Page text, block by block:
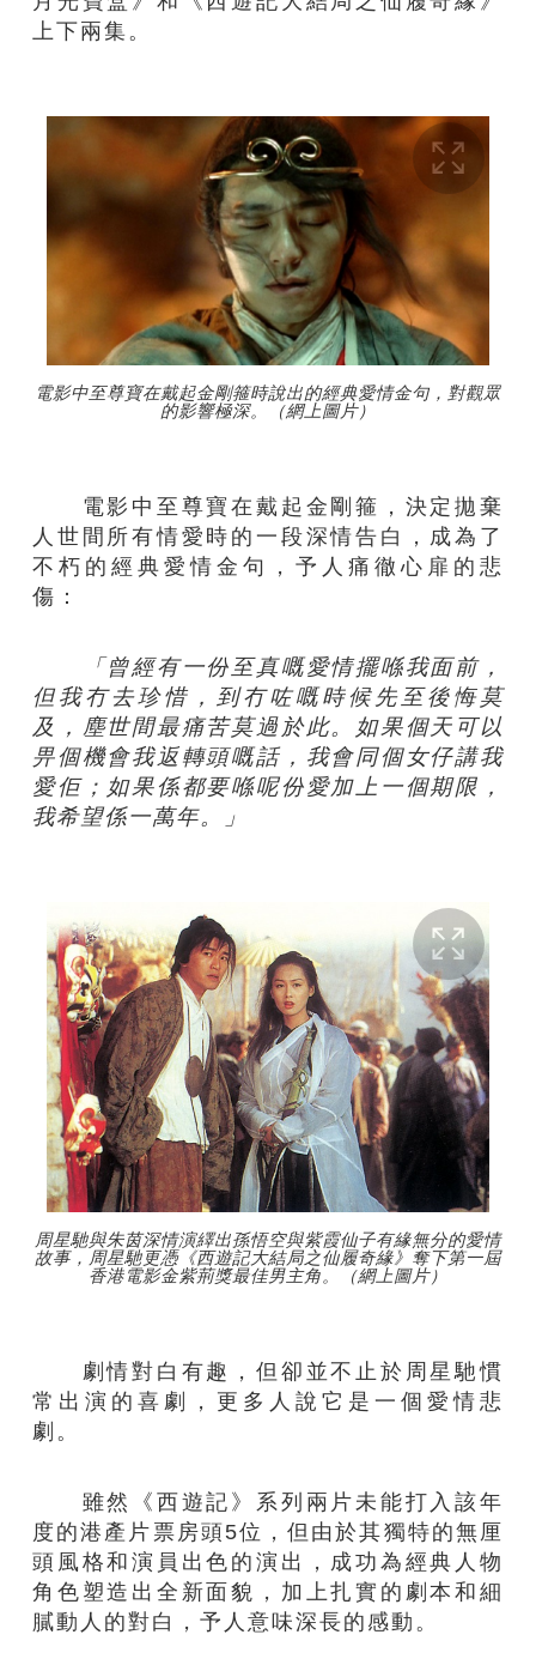
上下兩集。
電影中至尊寶在戴起金剛箍時說出的經典愛情金句，對觀眾
的影響極深。（網上圖片）
電影中至尊寶在戴起金剛箍，決定拋棄
人世間所有情愛時的一段深情告白，成為了
不朽的經典愛情金句，予人痛徹心扉的悲
傷：
「曾經有一份至真嘅愛情擺喺我面前，
但我冇去珍惜，到冇咗嘅時候先至後悔莫
及，塵世間最痛苦莫過於此。如果個天可以
畀個機會我返轉頭嘅話，我會同個女仔講我
愛佢；如果係都要喺呢份愛加上一個期限，
我希望係一萬年。」
周星馳與朱茵深情演繹出孫悟空與紫霞仙子有緣無分的愛情
故事，周星馳更憑《西遊記大結局之仙履奇緣》奪下第一屆
香港電影金紫荊獎最佳男主角。（網上圖片）
劇情對白有趣，但卻並不止於周星馳慣
常出演的喜劇，更多人說它是一個愛情悲
劇。
雖然《西遊記》系列兩片未能打入該年
度的港產片票房頭5位，但由於其獨特的無厘
頭風格和演員出色的演出，成功為經典人物
角色塑造出全新面貌，加上扎實的劇本和細
膩動人的對白，予人意味深長的感動。